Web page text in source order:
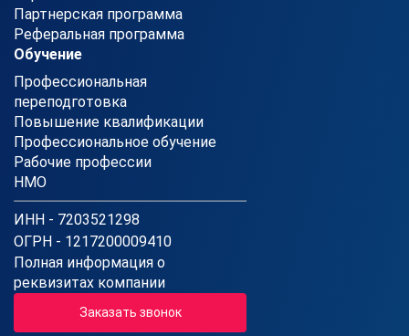
Партнерская программа
Реферальная программа
Обучение
Профессиональная
переподготовка
Повышение квалификации
Профессиональное обучение
Рабочие профессии
НМО
ИНН - 7203521298
ОГРН - 1217200009410
Полная информация о
реквизитах компании
Заказать звонок